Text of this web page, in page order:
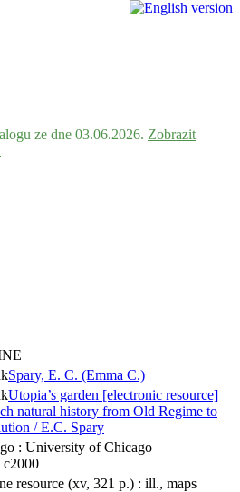
ze dne 03.06.2026. Zobrazit
Spary, E. C. (Emma C.)
Utopia’s garden [electronic resource]
natural history from Old Regime to
/ E.C. Spary
: University of Chicago
c2000
resource (xv, 321 p.) : ill., maps